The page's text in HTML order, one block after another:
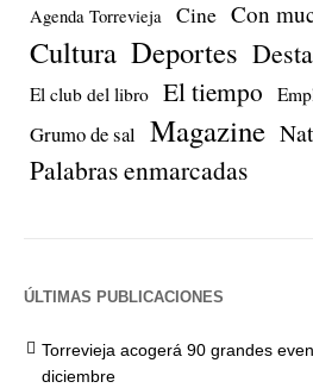
Agenda Torrevieja Cine Con
Cultura Deportes
El club del libro El tiempo
Grumo de sal Magazine
Palabras enmarcadas
ÚLTIMAS PUBLICACIONES
Torrevieja acogerá 90 grandes
diciembre